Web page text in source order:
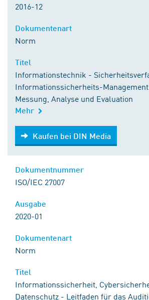
2016-12
Norm
Informationstechnik -
Informationssicherheits-
Messung, Analyse und Evaluation
Mehr
Kaufen bei DIN Media
Kaufen bei DIN Media
ISO/IEC 27007
2020-01
Norm
Informationssicherheit,
Datenschutz - Leitfaden für das